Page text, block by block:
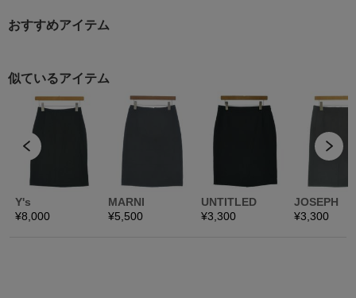
おすすめアイテム